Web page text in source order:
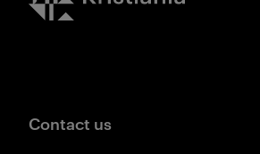
Contact us